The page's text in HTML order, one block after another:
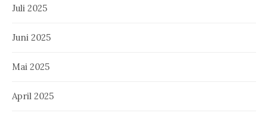
Juli 2025
Juni 2025
Mai 2025
April 2025